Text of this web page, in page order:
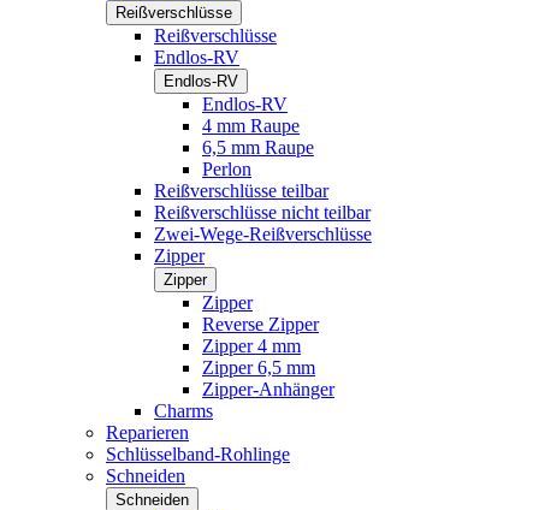
Reißverschlüsse
Reißverschlüsse
Endlos-RV
Endlos-RV
Endlos-RV
4 mm Raupe
6,5 mm Raupe
Perlon
Reißverschlüsse teilbar
Reißverschlüsse nicht teilbar
Zwei-Wege-Reißverschlüsse
Zipper
Zipper
Zipper
Reverse Zipper
Zipper 4 mm
Zipper 6,5 mm
Zipper-Anhänger
Charms
Reparieren
Schlüsselband-Rohlinge
Schneiden
Schneiden